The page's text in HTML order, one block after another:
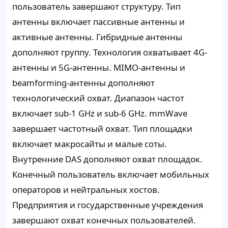
пользователь завершают структуру. Тип
антенны включает пассивные антенны и
активные антенны. Гибридные антенны
дополняют группу. Технология охватывает 4G-
антенны и 5G-антенны. MIMO-антенны и
beamforming-антенны дополняют
технологический охват. Диапазон частот
включает sub-1 GHz и sub-6 GHz. mmWave
завершает частотный охват. Тип площадки
включает макросайты и малые соты.
Внутренние DAS дополняют охват площадок.
Конечный пользователь включает мобильных
операторов и нейтральных хостов.
Предприятия и государственные учреждения
завершают охват конечных пользователей.